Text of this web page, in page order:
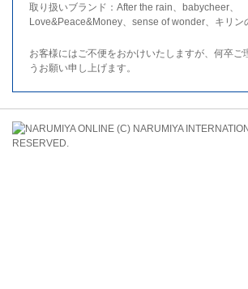
取り扱いブランド：After the rain、babycheer、
Love&Peace&Money、sense of wonder、キリン
お客様にはご不便をおかけいたしますが、何卒ご
うお願い申し上げます。